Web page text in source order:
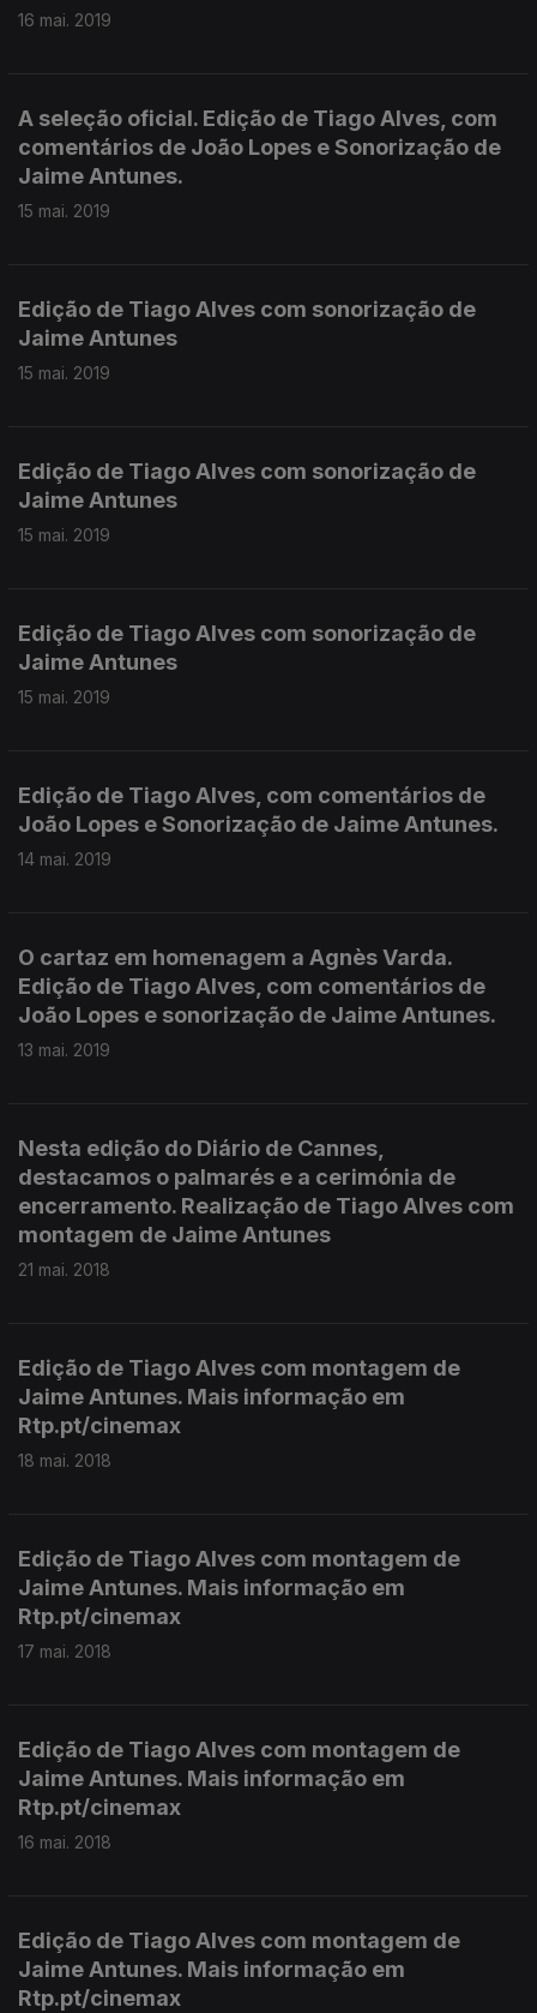
16 mai. 2019
A seleção oficial. Edição de Tiago Alves, com
comentários de João Lopes e Sonorização de
Jaime Antunes.
15 mai. 2019
Edição de Tiago Alves com sonorização de
Jaime Antunes
15 mai. 2019
Edição de Tiago Alves com sonorização de
Jaime Antunes
15 mai. 2019
Edição de Tiago Alves com sonorização de
Jaime Antunes
15 mai. 2019
Edição de Tiago Alves, com comentários de
João Lopes e Sonorização de Jaime Antunes.
14 mai. 2019
O cartaz em homenagem a Agnès Varda.
Edição de Tiago Alves, com comentários de
João Lopes e sonorização de Jaime Antunes.
13 mai. 2019
Nesta edição do Diário de Cannes,
destacamos o palmarés e a cerimónia de
encerramento. Realização de Tiago Alves com
montagem de Jaime Antunes
21 mai. 2018
Edição de Tiago Alves com montagem de
Jaime Antunes. Mais informação em
Rtp.pt/cinemax
18 mai. 2018
Edição de Tiago Alves com montagem de
Jaime Antunes. Mais informação em
Rtp.pt/cinemax
17 mai. 2018
Edição de Tiago Alves com montagem de
Jaime Antunes. Mais informação em
Rtp.pt/cinemax
16 mai. 2018
Edição de Tiago Alves com montagem de
Jaime Antunes. Mais informação em
Rtp.pt/cinemax